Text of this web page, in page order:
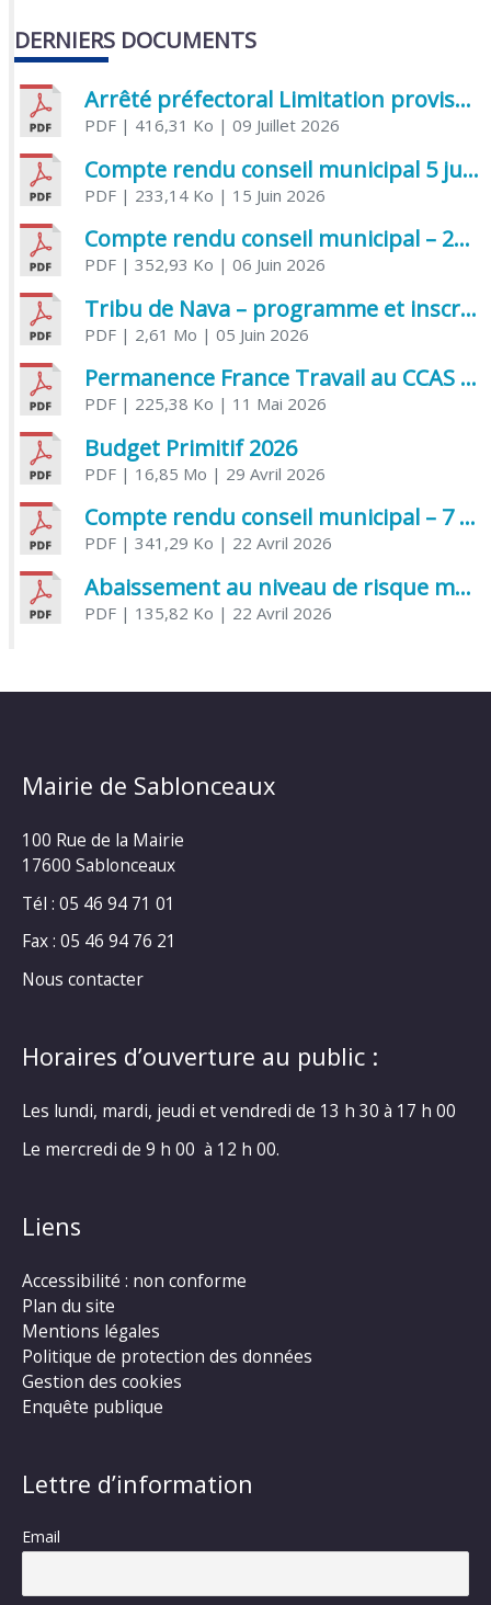
DERNIERS DOCUMENTS
Arrêté préfectoral Limitation provisoire des usages de l’eau
PDF| 416,31 Ko | 09 Juillet 2026
Compte rendu conseil municipal 5 juin 2026 sénatoriale
PDF| 233,14 Ko | 15 Juin 2026
Compte rendu conseil municipal – 21 avril 2026
PDF| 352,93 Ko | 06 Juin 2026
Tribu de Nava – programme et inscriptions été 2026
PDF| 2,61 Mo | 05 Juin 2026
Permanence France Travail au CCAS de Saujon Juin 2026
PDF| 225,38 Ko | 11 Mai 2026
Budget Primitif 2026
PDF| 16,85 Mo | 29 Avril 2026
Compte rendu conseil municipal – 7 avril 2026
PDF| 341,29 Ko | 22 Avril 2026
Abaissement au niveau de risque modéré de l’Influenza aviaire
PDF| 135,82 Ko | 22 Avril 2026
Mairie de Sablonceaux
100 Rue de la Mairie
17600 Sablonceaux
Tél : 05 46 94 71 01
Fax : 05 46 94 76 21
Nous contacter
Horaires d’ouverture au public :
Les lundi, mardi, jeudi et vendredi de 13 h 30 à 17 h 00
Le mercredi de 9 h 00 à 12 h 00.
Liens
Accessibilité : non conforme
Plan du site
Mentions légales
Politique de protection des données
Gestion des cookies
Enquête publique
Lettre d’information
Email